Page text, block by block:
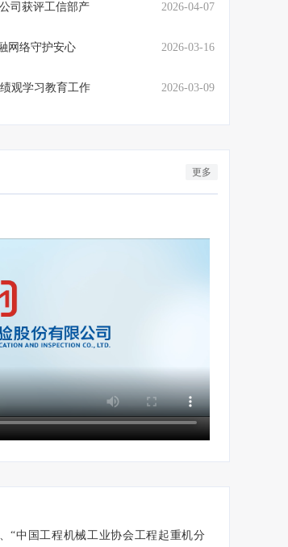
司获评工信部产 2026-04-07
网络守护安心 2026-03-16
观学习教育工作 2026-03-09
更多
“中国工程机械工业协会工程起重机分